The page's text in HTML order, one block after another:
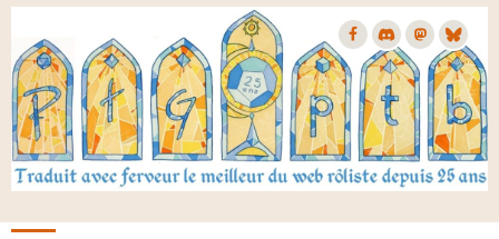
Aller
contenu
principal